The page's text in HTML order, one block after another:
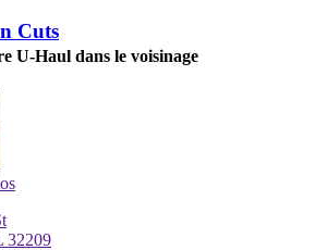
Cuts
U-Haul dans le voisinage
32209